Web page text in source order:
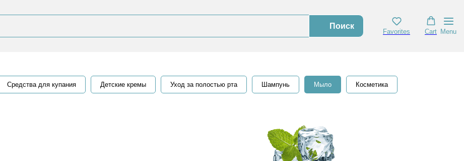
Поиск
Favorites Cart Menu
Средства для купания Детские кремы Уход за полостью рта Шампунь Мыло Косметика